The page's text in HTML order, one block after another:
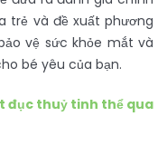
trẻ và đề xuất phương
vệ sức khỏe mắt và
bé yêu của bạn.
đục thuỷ tinh thể qua